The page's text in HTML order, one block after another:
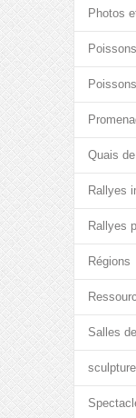
Photos
Poissons
Poissons
Quais
Rallyes
Rallyes
Régions
Salles
sculpture